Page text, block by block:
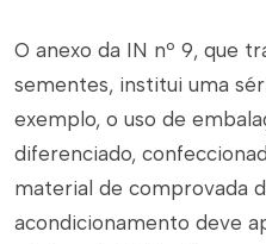
O anexo da IN nº 9, que
sementes, institui uma
exemplo, o uso de
diferenciado,
material de comprovada
acondicionamento deve